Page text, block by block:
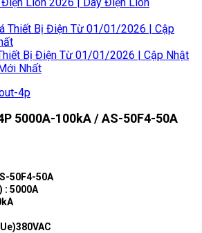
Bị Điện Từ 01/01/2026 | Cập Nhật
Nhất
5000A-100kA / AS-50F4-50A
50F4-50A
: 5000A